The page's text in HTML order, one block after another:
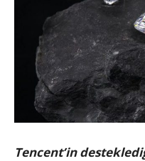
Tencent’in